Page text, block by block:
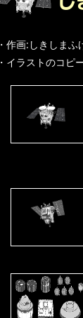
・作画:しきしま
・イラストのコピ